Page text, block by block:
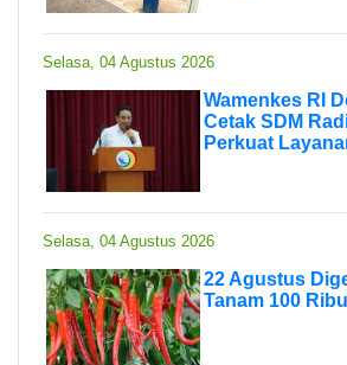
Selasa, 04 Agustus 2026
Wamenkes RI
Cetak SDM
Perkuat
Selasa, 04 Agustus 2026
22 Agustus
Tanam 100